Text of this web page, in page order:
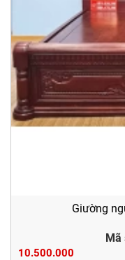
Giường
Mã
10.500.000